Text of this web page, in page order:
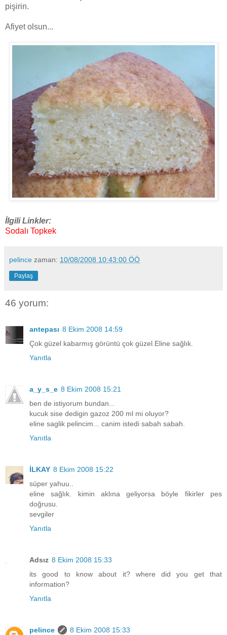
pişirin.
Afiyet olsun...
İlgili Linkler:
Sodalı Topkek
pelince zaman: 10/08/2008 10:43:00 ÖÖ
Paylaş
46 yorum:
antepası 8 Ekim 2008 14:59
Çok güzel kabarmış görüntü çok güzel.Eline sağlık.
Yanıtla
a_y_s_e 8 Ekim 2008 15:21
ben de istiyorum bundan...
kucuk sise dedigin gazoz 200 ml mi oluyor?
eline saglik pelincim... canim istedi sabah sabah.
Yanıtla
İLKAY 8 Ekim 2008 15:22
süper yahuu..
eline sağlık. kimin aklına geliyorsa böyle fikirler pes
doğrusu.
sevgiler
Yanıtla
Adsız 8 Ekim 2008 15:33
its good to know about it? where did you get that
information?
Yanıtla
pelince
8 Ekim 2008 15:33